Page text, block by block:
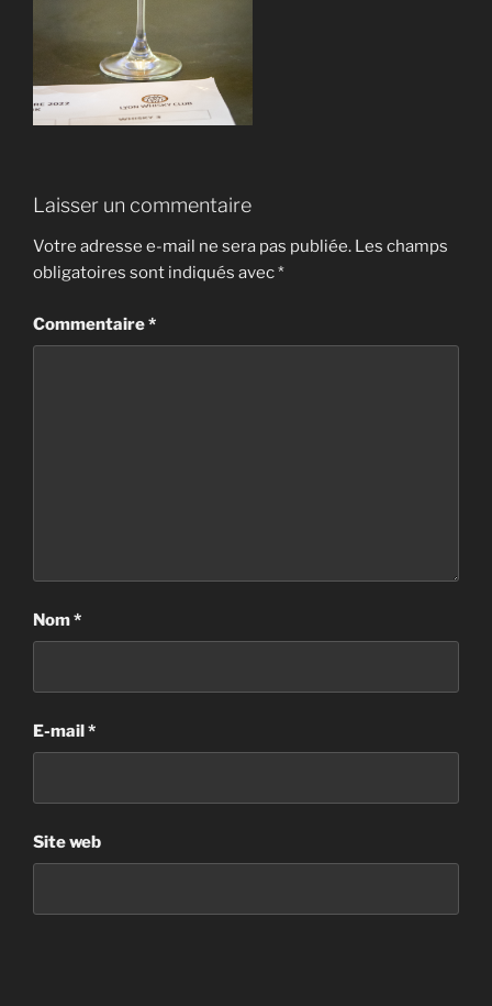
Laisser un commentaire
Votre adresse e-mail ne sera pas publiée. Les champs
obligatoires sont indiqués avec*
Commentaire*
Nom*
E-mail*
Site web